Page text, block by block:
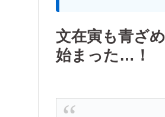
文在寅も青ざ
始まった…！